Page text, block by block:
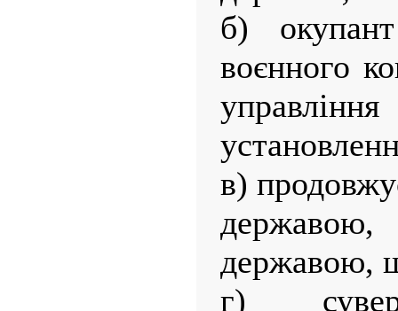
б)
воєнного
в)
державою,
г)